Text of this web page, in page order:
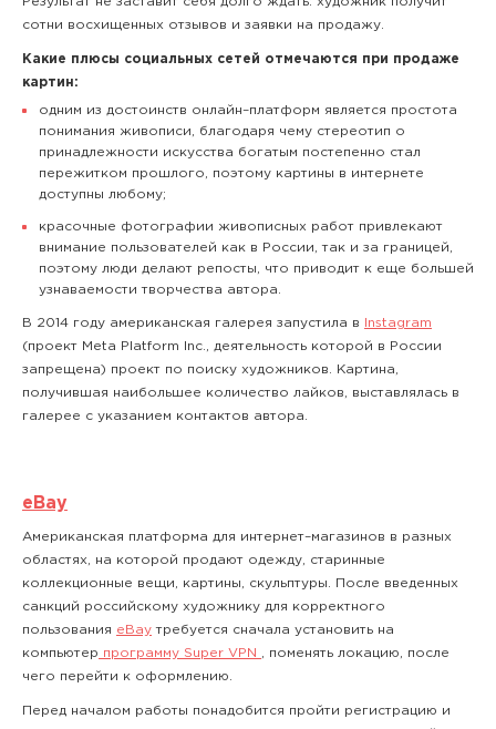
сотни восхищенных отзывов и заявки на продажу.
Какие плюсы социальных сетей отмечаются при продаже
картин:
одним из достоинств онлайн–платформ является простота
понимания живописи, благодаря чему стереотип о
принадлежности искусства богатым постепенно стал
пережитком прошлого, поэтому картины в интернете
доступны любому;
красочные фотографии живописных работ привлекают
внимание пользователей как в России, так и за границей,
поэтому люди делают репосты, что приводит к еще большей
узнаваемости творчества автора.
В 2014 году американская галерея запустила в
Instagram
(проект Meta Platform Inc., деятельность которой в России
запрещена) проект по поиску художников. Картина,
получившая наибольшее количество лайков, выставлялась в
галерее с указанием контактов автора.
eBay
Американская платформа для интернет–магазинов в разных
областях, на которой продают одежду, старинные
коллекционные вещи, картины, скульптуры. После введенных
санкций российскому художнику для корректного
пользования eBay требуется сначала установить на
компьютер программу Super VPN
, поменять локацию, после
чего перейти к оформлению.
Перед началом работы понадобится пройти регистрацию и